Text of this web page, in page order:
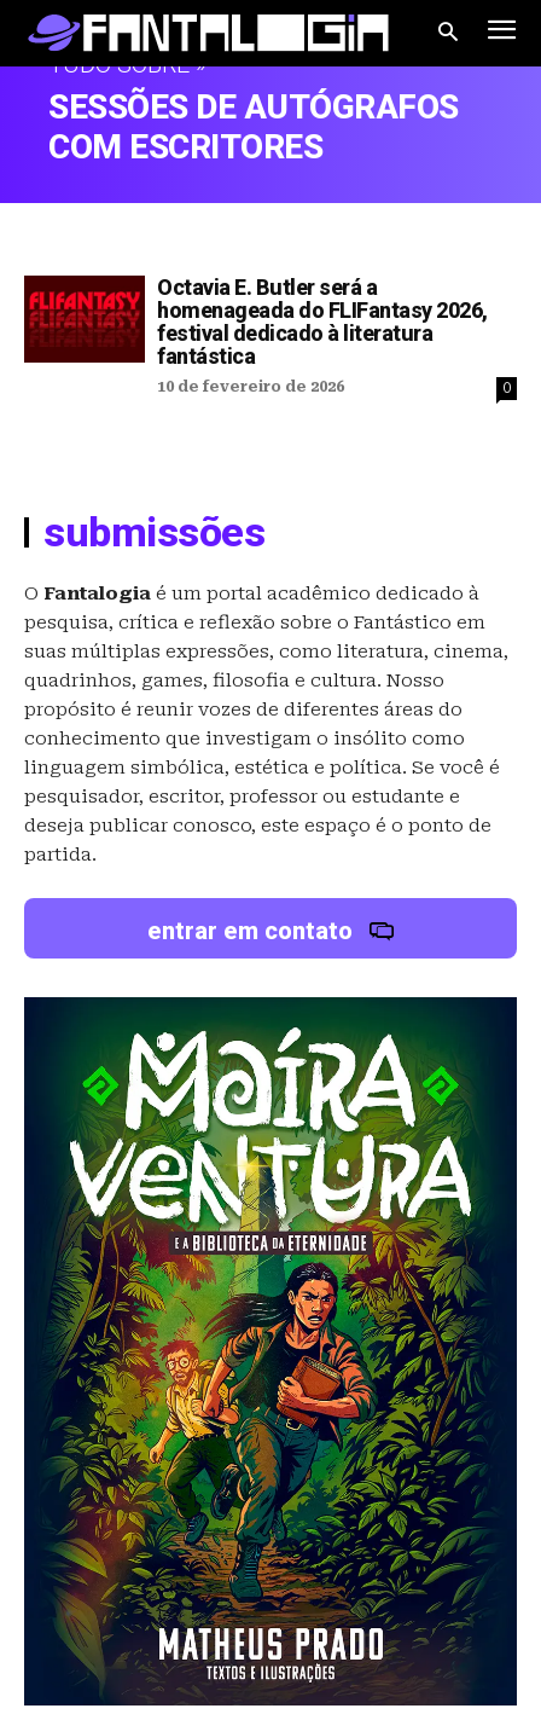
TUDO SOBRE »
SESSÕES DE AUTÓGRAFOS
COM ESCRITORES
Octavia E. Butler será a
homenageada do FLIFantasy 2026,
festival dedicado à literatura
fantástica
10 de fevereiro de 2026 0
submissões
O Fantalogia é um portal acadêmico dedicado à
pesquisa, crítica e reflexão sobre o Fantástico em
suas múltiplas expressões, como literatura, cinema,
quadrinhos, games, filosofia e cultura. Nosso
propósito é reunir vozes de diferentes áreas do
conhecimento que investigam o insólito como
linguagem simbólica, estética e política. Se você é
pesquisador, escritor, professor ou estudante e
deseja publicar conosco, este espaço é o ponto de
partida.
entrar em contato